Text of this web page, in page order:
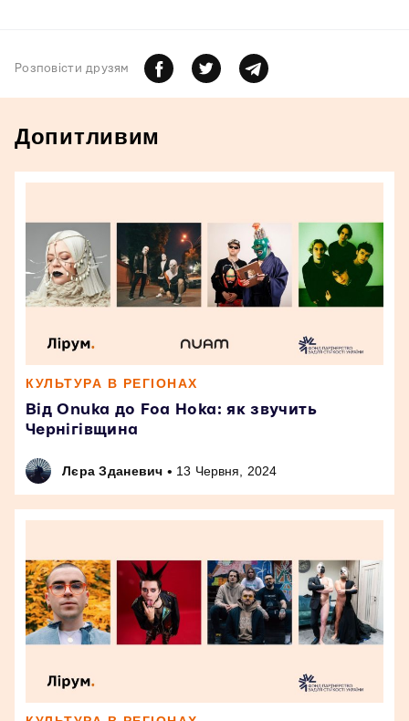
Розповiсти друзям
Допитливим
КУЛЬТУРА В РЕГІОНАХ
Від Onuka до Foa Hoka: як звучить
Чернігівщина
Лєра Зданевич • 13 Червня, 2024